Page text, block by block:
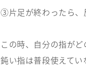
③片足が終わったら、
この時、自分の指が
鈍い指は普段使えてい